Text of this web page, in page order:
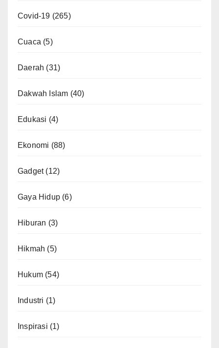
Covid-19 (265)
Cuaca (5)
Daerah (31)
Dakwah Islam (40)
Edukasi (4)
Ekonomi (88)
Gadget(12)
Gaya Hidup (6)
Hiburan (3)
Hikmah (5)
Hukum (54)
Industri (1)
Inspirasi (1)